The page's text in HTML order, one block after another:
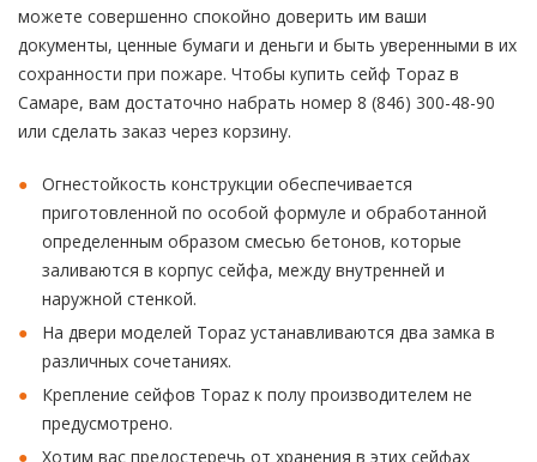
можете совершенно спокойно доверить им ваши
документы, ценные бумаги и деньги и быть уверенными в их
сохранности при пожаре. Чтобы купить сейф Topaz в
Самаре, вам достаточно набрать номер 8 (846) 300-48-90
или сделать заказ через корзину.
Огнестойкость конструкции обеспечивается
приготовленной по особой формуле и обработанной
определенным образом смесью бетонов, которые
заливаются в корпус сейфа, между внутренней и
наружной стенкой.
На двери моделей Topaz устанавливаются два замка в
различных сочетаниях.
Крепление сейфов Topaz к полу производителем не
предусмотрено.
Хотим вас предостеречь от хранения в этих сейфах